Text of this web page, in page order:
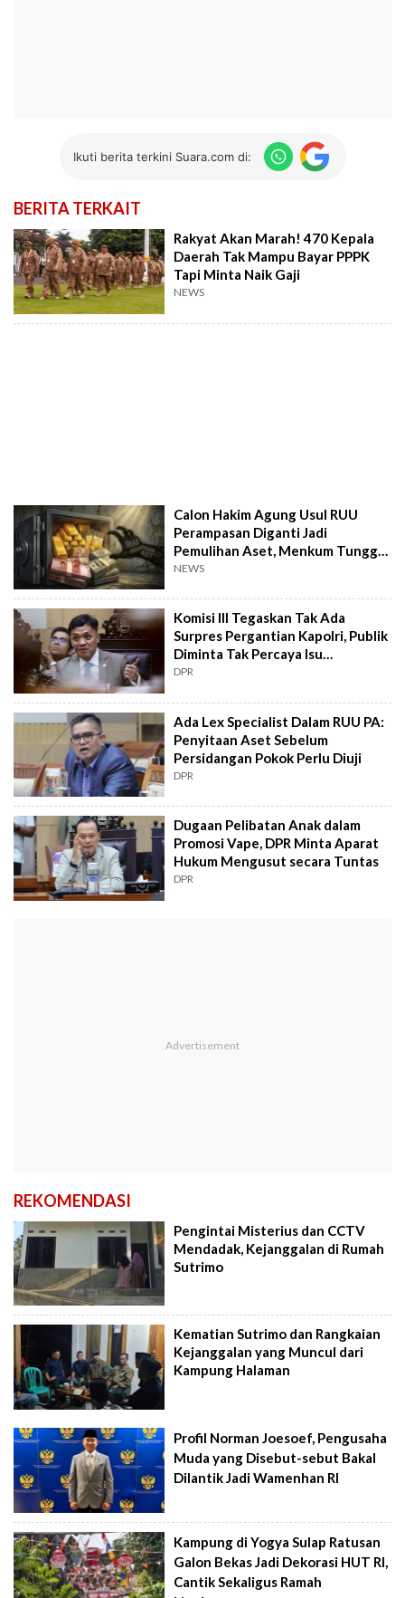
Ikuti berita terkini Suara.com di:
BERITA TERKAIT
Rakyat Akan Marah! 470 Kepala
Daerah Tak Mampu Bayar PPPK
Tapi Minta Naik Gaji
NEWS
Calon Hakim Agung Usul RUU
Perampasan Diganti Jadi
Pemulihan Aset, Menkum Tunggu
Langkah DPR
NEWS
Komisi III Tegaskan Tak Ada
Surpres Pergantian Kapolri, Publik
Diminta Tak Percaya Isu
Menyesatkan
DPR
Ada Lex Specialist Dalam RUU PA:
Penyitaan Aset Sebelum
Persidangan Pokok Perlu Diuji
DPR
Dugaan Pelibatan Anak dalam
Promosi Vape, DPR Minta Aparat
Hukum Mengusut secara Tuntas
DPR
REKOMENDASI
Pengintai Misterius dan CCTV
Mendadak, Kejanggalan di Rumah
Sutrimo
Kematian Sutrimo dan Rangkaian
Kejanggalan yang Muncul dari
Kampung Halaman
Profil Norman Joesoef, Pengusaha
Muda yang Disebut-sebut Bakal
Dilantik Jadi Wamenhan RI
Kampung di Yogya Sulap Ratusan
Galon Bekas Jadi Dekorasi HUT RI,
Cantik Sekaligus Ramah